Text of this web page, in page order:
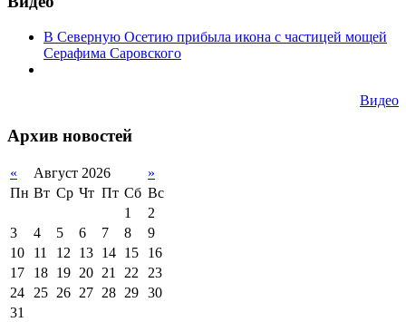
В Северную Осетию прибыла икона с частицей мощей
Серафима Саровского
Видео
Архив новостей
« Август 2026
»
Пн Вт Ср Чт Пт Сб Вс
1
2
3
4 5 6 7 8
9
10
11 12 13 14 15
16
17
18 19 20 21 22
23
24
25 26 27 28 29 30
31